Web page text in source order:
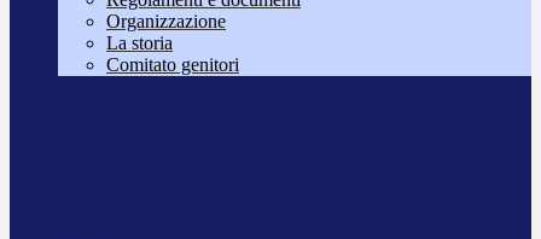
Organizzazione
La storia
Comitato genitori